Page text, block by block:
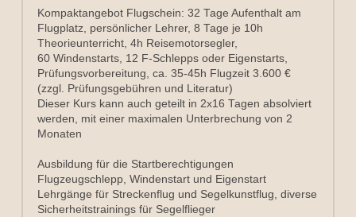
Kompaktangebot Flugschein: 32 Tage Aufenthalt am
Flugplatz, persönlicher Lehrer, 8 Tage je 10h
Theorieunterricht, 4h Reisemotorsegler,
60 Windenstarts, 12 F-Schlepps oder Eigenstarts,
Prüfungsvorbereitung, ca. 35-45h Flugzeit 3.600 €
(zzgl. Prüfungsgebühren und Literatur)
Dieser Kurs kann auch geteilt in 2x16 Tagen absolviert
werden, mit einer maximalen Unterbrechung von 2
Monaten
Ausbildung für die Startberechtigungen
Flugzeugschlepp, Windenstart und Eigenstart
Lehrgänge für Streckenflug und Segelkunstflug, diverse
Sicherheitstrainings für Segelflieger